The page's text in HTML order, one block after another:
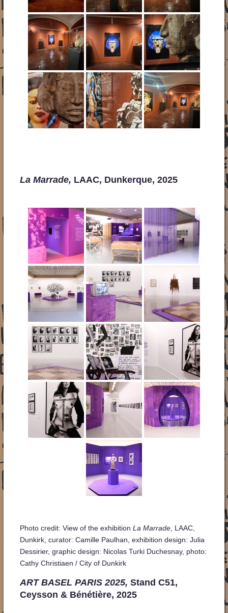
La Marrade, LAAC, Dunkerque, 2025
Photo credit: View of the exhibition La Marrade, LAAC,
Dunkirk, curator: Camille Paulhan, exhibition design: Julia
Dessirier, graphic design: Nicolas Turki Duchesnay, photo:
Cathy Christiaen / City of Dunkirk
ART BASEL PARIS 2025, Stand C51,
Ceysson & Bénétière, 2025